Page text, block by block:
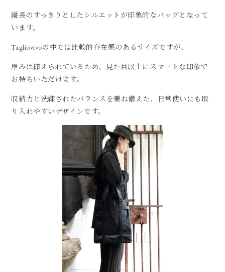
縦長のすっきりとしたシルエットが印象的なバッグとなって
います。
Tagliovivoの中では比較的存在感のあるサイズですが、
厚みは抑えられているため、見た目以上にスマートな印象で
お持ちいただけます。
収納力と洗練されたバランスを兼ね備えた、日常使いにも取
り入れやすいデザインです。